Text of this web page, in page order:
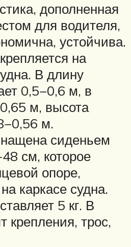
дополненная
для водителя,
устойчива.
на
В длину
0,5−0,6 м, в
м, высота
м.
сиденьем
см, которое
опоре,
каркасе судна.
5 кг. В
крепления, трос,